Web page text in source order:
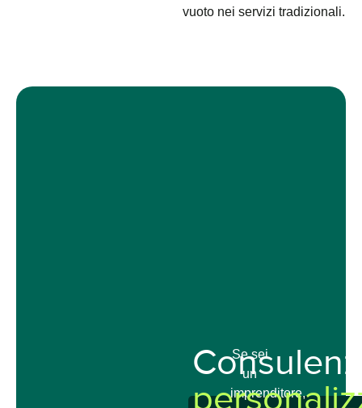
vuoto nei servizi tradizionali.
Se sei
un
imprenditore,